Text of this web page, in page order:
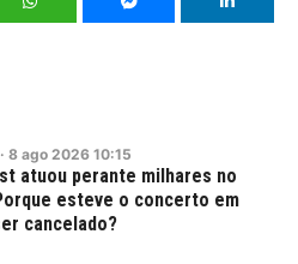
· 8 ago 2026 10:15
atuou perante milhares no
esteve o concerto em
cancelado?